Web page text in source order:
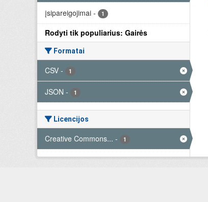
įsipareigojimai - 1
Rodyti tik populiarius: Gairės
Formatai
CSV - 1
JSON - 1
Licencijos
Creative Commons... - 1